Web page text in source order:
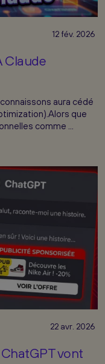
12 fév. 2026
Claude
aura cédé
que
comme ...
22 avr. 2026
vont